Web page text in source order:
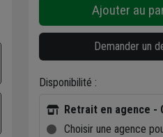
Ajouter au
Demander un
Disponibilité :
Retrait en agence -
Choisir une agence